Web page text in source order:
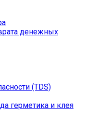
денежных
(TDS)
герметика и клея